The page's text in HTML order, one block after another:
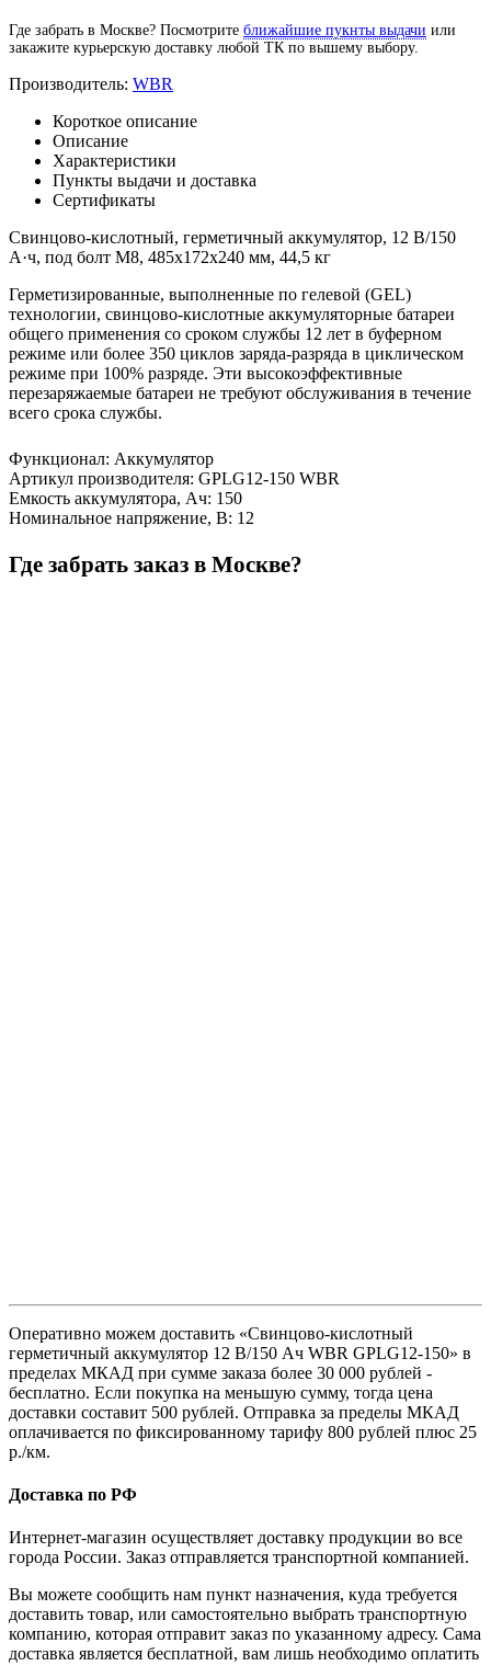
Где забрать в Москве? Посмотрите ближайшие пукнты выдачи или
закажите курьерскую доставку любой ТК по вышему выбору.
Производитель: WBR
Короткое описание
Описание
Характеристики
Пункты выдачи и доставка
Сертификаты
Свинцово-кислотный, герметичный аккумулятор, 12 В/150
А·ч, под болт М8, 485х172х240 мм, 44,5 кг
Герметизированные, выполненные по гелевой (GEL)
технологии, свинцово-кислотные аккумуляторные батареи
общего применения со сроком службы 12 лет в буферном
режиме или более 350 циклов заряда-разряда в циклическом
режиме при 100% разряде. Эти высокоэффективные
перезаряжаемые батареи не требуют обслуживания в течение
всего срока службы.
Функционал: Аккумулятор
Артикул производителя: GPLG12-150 WBR
Емкость аккумулятора, Ач: 150
Номинальное напряжение, В: 12
Где забрать заказ в Москве?
Оперативно можем доставить «Свинцово-кислотный
герметичный аккумулятор 12 В/150 Ач WBR GPLG12-150» в
пределах МКАД при сумме заказа более 30 000 рублей -
бесплатно. Если покупка на меньшую сумму, тогда цена
доставки составит 500 рублей. Отправка за пределы МКАД
оплачивается по фиксированному тарифу 800 рублей плюс 25
р./км.
Доставка по РФ
Интернет-магазин осуществляет доставку продукции во все
города России. Заказ отправляется транспортной компанией.
Вы можете сообщить нам пункт назначения, куда требуется
доставить товар, или самостоятельно выбрать транспортную
компанию, которая отправит заказ по указанному адресу. Сама
доставка является бесплатной, вам лишь необходимо оплатить